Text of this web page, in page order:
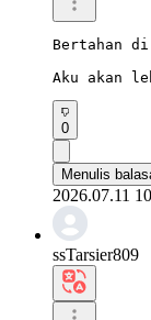
Bertahan
Aku akan
0
Menulis
2026.07.11
ssTarsier809